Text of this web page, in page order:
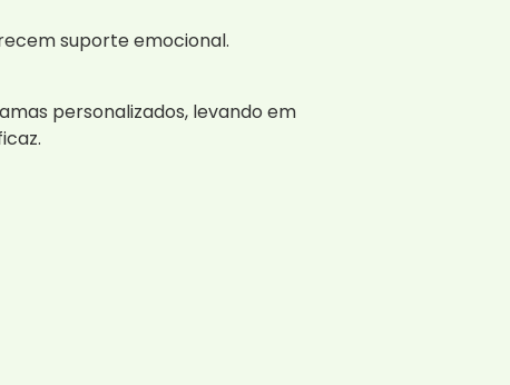
suporte emocional.
personalizados, levando em